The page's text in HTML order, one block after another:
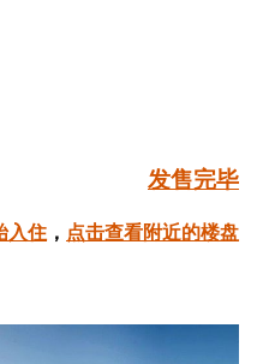
发售完毕
入住 ， 点击查看附近的楼盘